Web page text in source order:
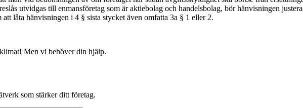
utvidgas till enmansföretag som är aktiebolag och handelsbolag, bör hänvisningen
låta hänvisningen i 4 § sista stycket även omfatta 3a § 1 eller 2.
Men vi behöver din hjälp.
som stärker ditt företag.